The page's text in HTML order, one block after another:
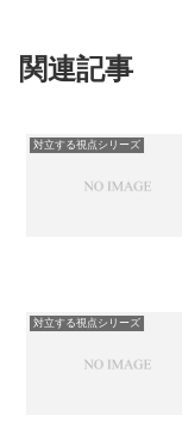
関連記事
対立する視点シリーズ
対立する視点シリーズ